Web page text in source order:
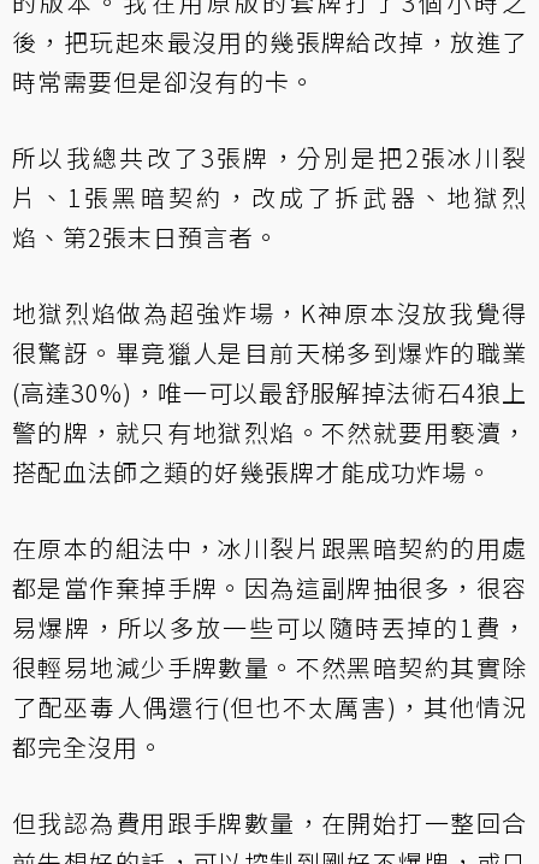
後，把玩起來最沒用的幾張牌給改掉，放進了
時常需要但是卻沒有的卡。
所以我總共改了3張牌，分別是把2張冰川裂
片、1張黑暗契約，改成了拆武器、地獄烈
焰、第2張末日預言者。
地獄烈焰做為超強炸場，K神原本沒放我覺得
很驚訝。畢竟獵人是目前天梯多到爆炸的職業
(高達30%)，唯一可以最舒服解掉法術石4狼上
警的牌，就只有地獄烈焰。不然就要用褻瀆，
搭配血法師之類的好幾張牌才能成功炸場。
在原本的組法中，冰川裂片跟黑暗契約的用處
都是當作棄掉手牌。因為這副牌抽很多，很容
易爆牌，所以多放一些可以隨時丟掉的1費，
很輕易地減少手牌數量。不然黑暗契約其實除
了配巫毒人偶還行(但也不太厲害)，其他情況
都完全沒用。
但我認為費用跟手牌數量，在開始打一整回合